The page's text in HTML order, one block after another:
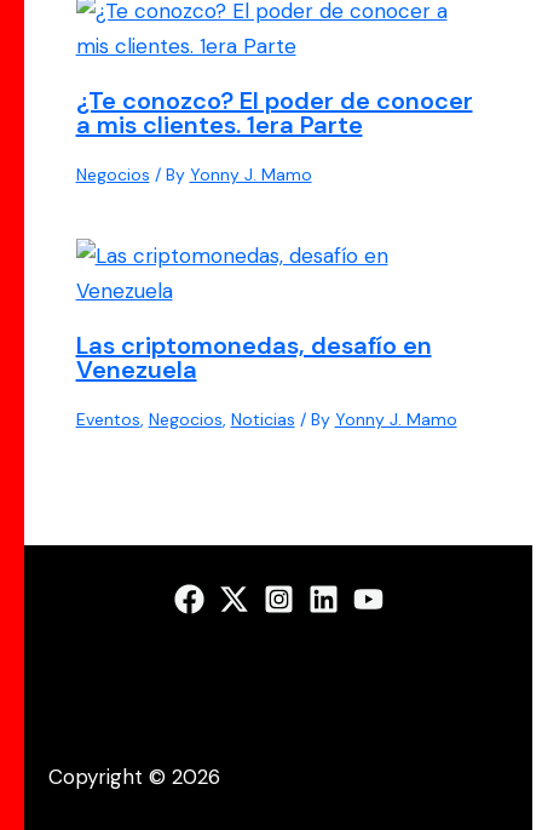
¿Te conozco? El poder de conocer
a mis clientes. 1era Parte
Negocios / By Yonny J. Mamo
Las criptomonedas, desafío en
Venezuela
Eventos Negocios Noticias / By Yonny J. Mamo
Copyright © 2026